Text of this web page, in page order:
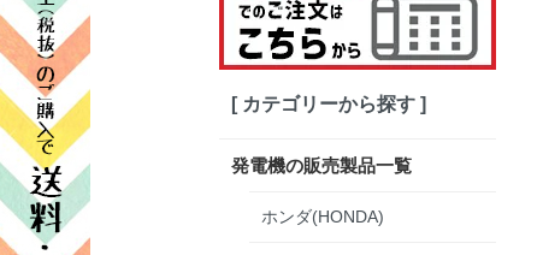
[ カテゴリーから探す ]
発電機の販売製品一覧
ホンダ(HONDA)